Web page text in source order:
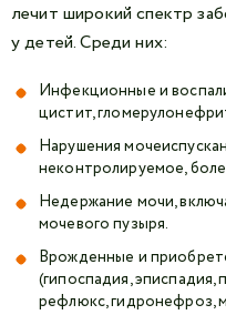
лечит широкий спектр
у детей. Среди них:
Инфекционные и
цистит,
Нарушения
неконтролируемое,
Недержание мочи,
мочевого пузыря.
Врожденные и
(гипоспадия,
рефлюкс, гидронефроз,